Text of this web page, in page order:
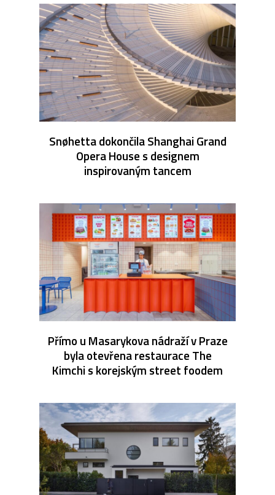
Snøhetta dokončila Shanghai Grand
Opera House s designem
inspirovaným tancem
Přímo u Masarykova nádraží v Praze
byla otevřena restaurace The
Kimchi s korejským street foodem